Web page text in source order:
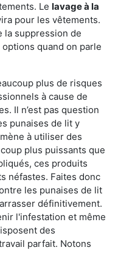
Le lavage à la
pour les vêtements.
la suppression de
options quand on parle
plus de risques
à cause de
Il n’est pas question
punaises de lit y
à utiliser des
plus puissants que
ces produits
néfastes. Faites donc
les punaises de lit
définitivement.
l'infestation et même
des
parfait. Notons